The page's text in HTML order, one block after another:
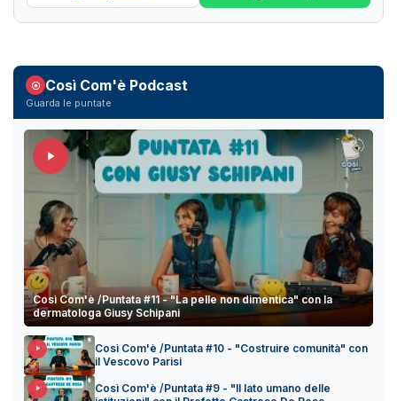
Così Com'è Podcast
Guarda le puntate
Così Com'è /Puntata #11 - "La pelle non dimentica" con la
dermatologa Giusy Schipani
Così Com'è /Puntata #10 - "Costruire comunità" con
il Vescovo Parisi
Così Com'è /Puntata #9 - "Il lato umano delle